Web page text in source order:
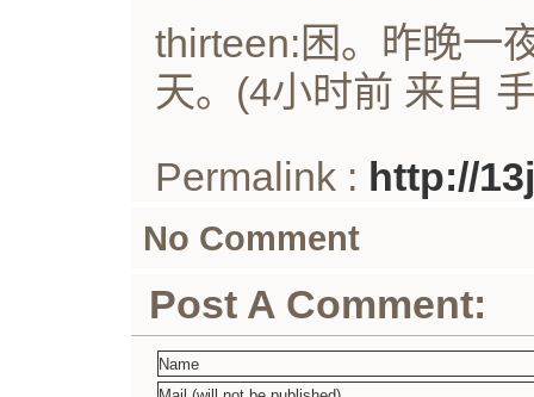
thirteen:困。昨晚一
天。(4小时前 来自
Permalink : http://
No Comment
Post A Comment: